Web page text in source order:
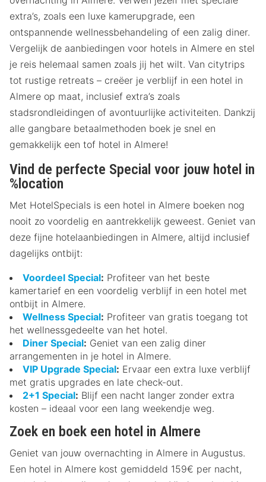
extra’s, zoals een luxe kamerupgrade, een
ontspannende wellnessbehandeling of een zalig diner.
Vergelijk de aanbiedingen voor hotels in Almere en stel
je reis helemaal samen zoals jij het wilt. Van citytrips
tot rustige retreats – creëer je verblijf in een hotel in
Almere op maat, inclusief extra’s zoals
stadsrondleidingen of avontuurlijke activiteiten. Dankzij
alle gangbare betaalmethoden boek je snel en
gemakkelijk een tof hotel in Almere!
Vind de perfecte Special voor jouw hotel in
%location
Met HotelSpecials is een hotel in Almere boeken nog
nooit zo voordelig en aantrekkelijk geweest. Geniet van
deze fijne hotelaanbiedingen in Almere, altijd inclusief
dagelijks ontbijt:
Voordeel Special: Profiteer van het beste
kamertarief en een voordelig verblijf in een hotel met
ontbijt in Almere.
Wellness Special: Profiteer van gratis toegang tot
het wellnessgedeelte van het hotel.
Diner Special: Geniet van een zalig diner
arrangementen in je hotel in Almere.
VIP Upgrade Special: Ervaar een extra luxe verblijf
met gratis upgrades en late check-out.
2+1 Special: Blijf een nacht langer zonder extra
kosten – ideaal voor een lang weekendje weg.
Zoek en boek een hotel in Almere
Geniet van jouw overnachting in Almere in Augustus.
Een hotel in Almere kost gemiddeld 159€ per nacht,